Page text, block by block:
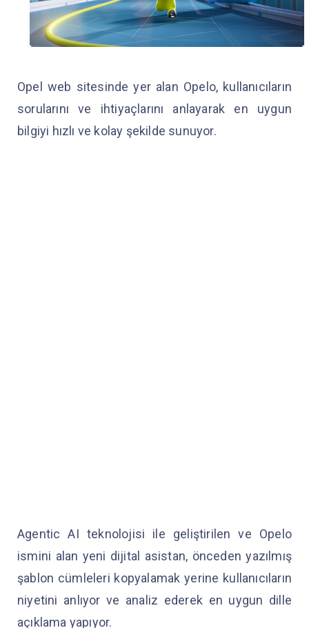
Opel web sitesinde yer alan Opelo, kullanıcıların
sorularını ve ihtiyaçlarını anlayarak en uygun
bilgiyi hızlı ve kolay şekilde sunuyor.
Agentic AI teknolojisi ile geliştirilen ve Opelo
ismini alan yeni dijital asistan, önceden yazılmış
şablon cümleleri kopyalamak yerine kullanıcıların
niyetini anlıyor ve analiz ederek en uygun dille
açıklama yapıyor.